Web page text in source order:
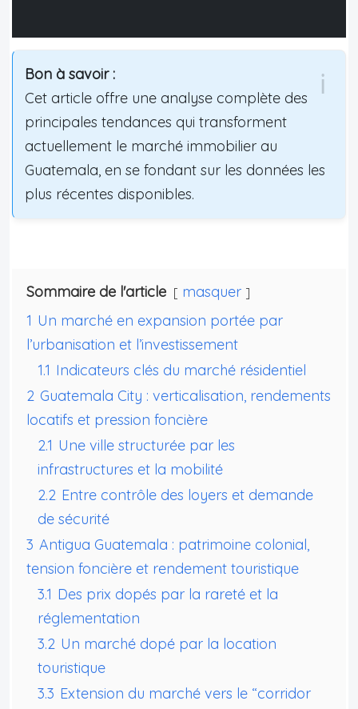
Bon à savoir :
Cet article offre une analyse complète des
principales tendances qui transforment
actuellement le marché immobilier au
Guatemala, en se fondant sur les données les
plus récentes disponibles.
Sommaire de l'article
masquer
1 Un marché en expansion portée par
l’urbanisation et l’investissement
1.1 Indicateurs clés du marché résidentiel
2 Guatemala City : verticalisation, rendements
locatifs et pression foncière
2.1 Une ville structurée par les
infrastructures et la mobilité
2.2 Entre contrôle des loyers et demande
de sécurité
3 Antigua Guatemala : patrimoine colonial,
tension foncière et rendement touristique
3.1 Des prix dopés par la rareté et la
réglementation
3.2 Un marché dopé par la location
touristique
3.3 Extension du marché vers le “corridor